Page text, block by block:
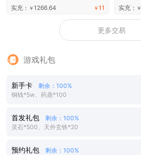
￥11
实充： ￥1266.64 实充： ￥
更多交易
游戏礼包
新手卡
剩余：100%
铜钱*5w、药鼎*100
首发礼包
剩余：100%
灵石*500、天外玄铁*20
预约礼包
剩余：100%